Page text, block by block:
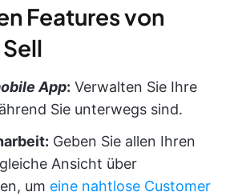
Features von
App: Verwalten Sie Ihre
Sie unterwegs sind.
Geben Sie allen Ihren
Ansicht über
um eine nahtlose Customer